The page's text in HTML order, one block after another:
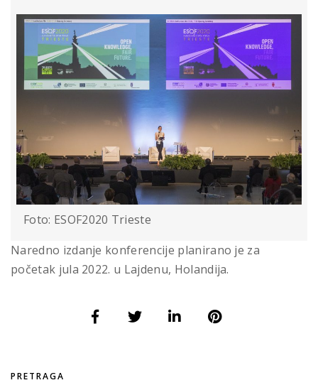
Foto: ESOF2020 Trieste
Naredno izdanje konferencije planirano je za
početak jula 2022. u Lajdenu, Holandija.
PRETRAGA